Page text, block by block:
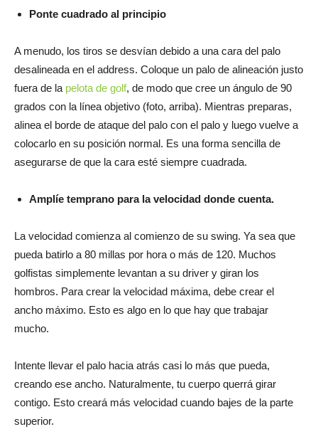
Ponte cuadrado al principio
A menudo, los tiros se desvían debido a una cara del palo
desalineada en el address. Coloque un palo de alineación justo
fuera de la pelota de golf, de modo que cree un ángulo de 90
grados con la línea objetivo (foto, arriba). Mientras preparas,
alinea el borde de ataque del palo con el palo y luego vuelve a
colocarlo en su posición normal. Es una forma sencilla de
asegurarse de que la cara esté siempre cuadrada.
Amplíe temprano para la velocidad donde cuenta.
La velocidad comienza al comienzo de su swing. Ya sea que
pueda batirlo a 80 millas por hora o más de 120. Muchos
golfistas simplemente levantan a su driver y giran los
hombros. Para crear la velocidad máxima, debe crear el
ancho máximo. Esto es algo en lo que hay que trabajar
mucho.
Intente llevar el palo hacia atrás casi lo más que pueda,
creando ese ancho. Naturalmente, tu cuerpo querrá girar
contigo. Esto creará más velocidad cuando bajes de la parte
superior.